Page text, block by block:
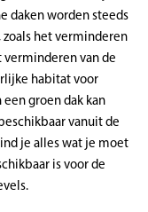
daken worden steeds
het verminderen
van de
habitat voor
groen dak kan
vanuit de
je alles wat je moet
is voor de